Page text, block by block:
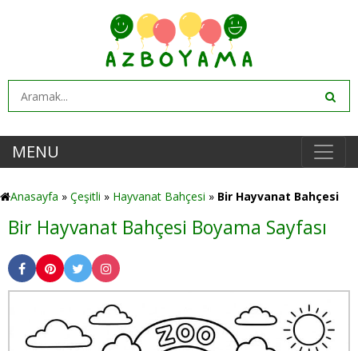
MENU
Anasayfa » Çeşitli » Hayvanat Bahçesi » Bir Hayvanat Bahçesi
Bir Hayvanat Bahçesi Boyama Sayfası